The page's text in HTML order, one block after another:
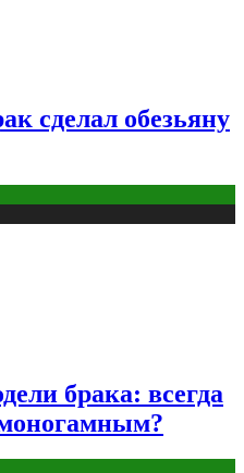
сделал обезьяну
брака: всегда